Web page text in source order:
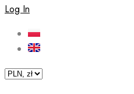
Log In